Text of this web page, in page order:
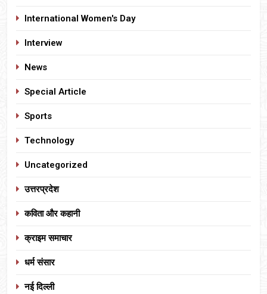
International Women's Day
Interview
News
Special Article
Sports
Technology
Uncategorized
उत्तरप्रदेश
कविता और कहानी
क्राइम समाचार
धर्म संसार
नई दिल्ली